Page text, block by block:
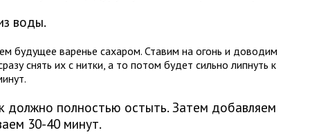
воды.
будущее варенье сахаром. Ставим на огонь и доводим
снять их с нитки, а то потом будет сильно липнуть к
должно полностью остыть. Затем добавляем
30-40 минут.